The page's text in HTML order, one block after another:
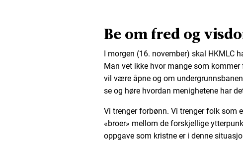
Be om fred og
I morgen (16. november) skal HKMLC
Man vet ikke hvor mange som
vil være åpne og om
se og høre hvordan menighetene har
Vi trenger forbønn. Vi trenger folk som
«broer» mellom de forskjellige
oppgave som kristne er i denne